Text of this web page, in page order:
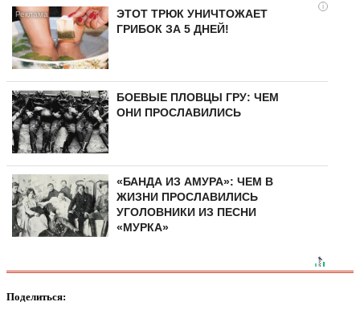
i
ЭТОТ ТРЮК УНИЧТОЖАЕТ
ГРИБОК ЗА 5 ДНЕЙ!
БОЕВЫЕ ПЛОВЦЫ ГРУ: ЧЕМ
ОНИ ПРОСЛАВИЛИСЬ
«БАНДА ИЗ АМУРА»: ЧЕМ В
ЖИЗНИ ПРОСЛАВИЛИСЬ
УГОЛОВНИКИ ИЗ ПЕСНИ
«МУРКА»
Поделиться: